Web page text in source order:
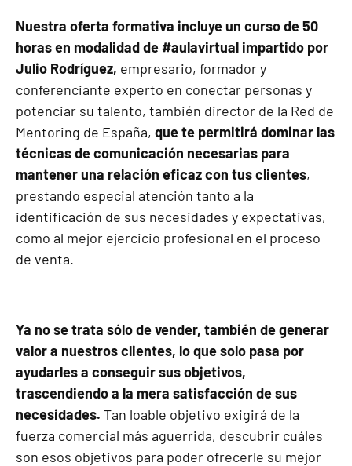
Nuestra oferta formativa incluye un curso de 50
horas en modalidad de #aulavirtual impartido por
Julio Rodríguez, empresario, formador y
conferenciante experto en conectar personas y
potenciar su talento, también director de la Red de
Mentoring de España, que te permitirá dominar las
técnicas de comunicación necesarias para
mantener una relación eficaz con tus clientes,
prestando especial atención tanto a la
identificación de sus necesidades y expectativas,
como al mejor ejercicio profesional en el proceso
de venta.
Ya no se trata sólo de vender, también de generar
valor a nuestros clientes, lo que solo pasa por
ayudarles a conseguir sus objetivos,
trascendiendo a la mera satisfacción de sus
necesidades. Tan loable objetivo exigirá de la
fuerza comercial más aguerrida, descubrir cuáles
son esos objetivos para poder ofrecerle su mejor